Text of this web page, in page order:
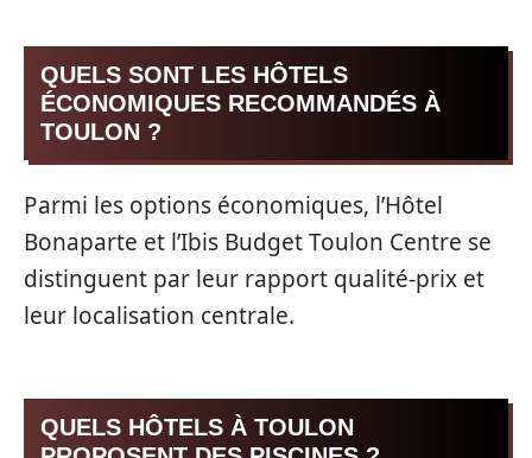
QUELS SONT LES HÔTELS
ÉCONOMIQUES RECOMMANDÉS À
TOULON ?
Parmi les options économiques, l’Hôtel
Bonaparte et l’Ibis Budget Toulon Centre se
distinguent par leur rapport qualité-prix et
leur localisation centrale.
QUELS HÔTELS À TOULON